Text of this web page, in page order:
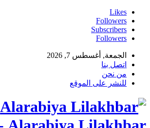
Likes
Followers
Subscribers
Followers
الجمعة, أغسطس 7, 2026
اتصل بنا
من نحن
للنشر على الموقع